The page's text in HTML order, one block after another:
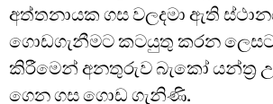
අත්තනායක ගස වලදමා ඇති
ගොඩගැනීමට කටයුතු කරන
කිරීමෙන් අනතුරුව බැකෝ යන්ත්‍ර
ගෙන ගස ගොඩ ගැනිණි.